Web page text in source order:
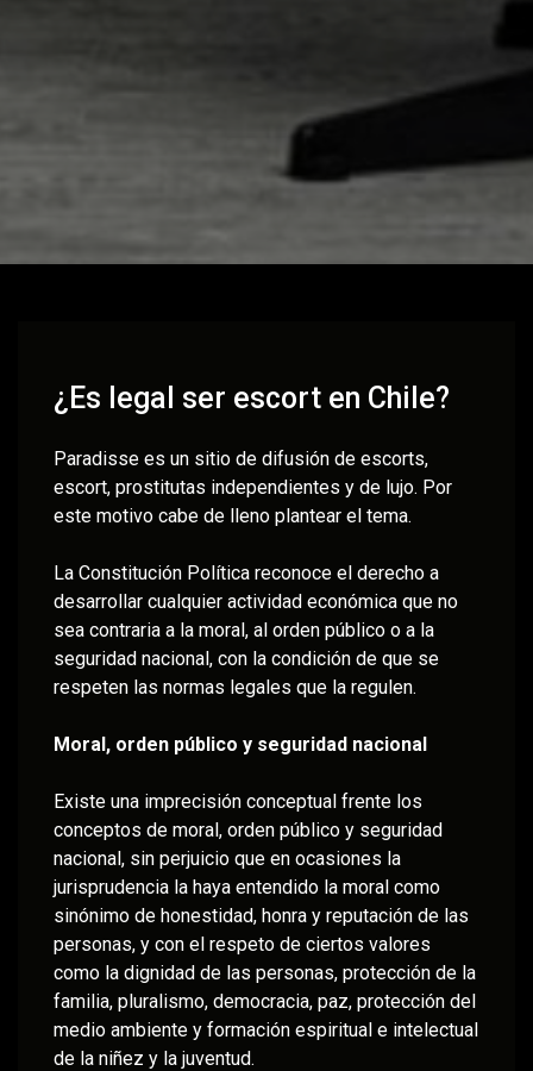
¿Es legal ser escort en Chile?
Paradisse es un sitio de difusión de escorts,
escort, prostitutas independientes y de lujo. Por
este motivo cabe de lleno plantear el tema.
La Constitución Política reconoce el derecho a
desarrollar cualquier actividad económica que no
sea contraria a la moral, al orden público o a la
seguridad nacional, con la condición de que se
respeten las normas legales que la regulen.
Moral, orden público y seguridad nacional
Existe una imprecisión conceptual frente los
conceptos de moral, orden público y seguridad
nacional, sin perjuicio que en ocasiones la
jurisprudencia la haya entendido la moral como
sinónimo de honestidad, honra y reputación de las
personas, y con el respeto de ciertos valores
como la dignidad de las personas, protección de la
familia, pluralismo, democracia, paz, protección del
medio ambiente y formación espiritual e intelectual
de la niñez y la juventud.